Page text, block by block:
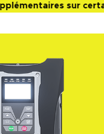
sur certains